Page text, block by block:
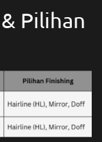
Pilihan